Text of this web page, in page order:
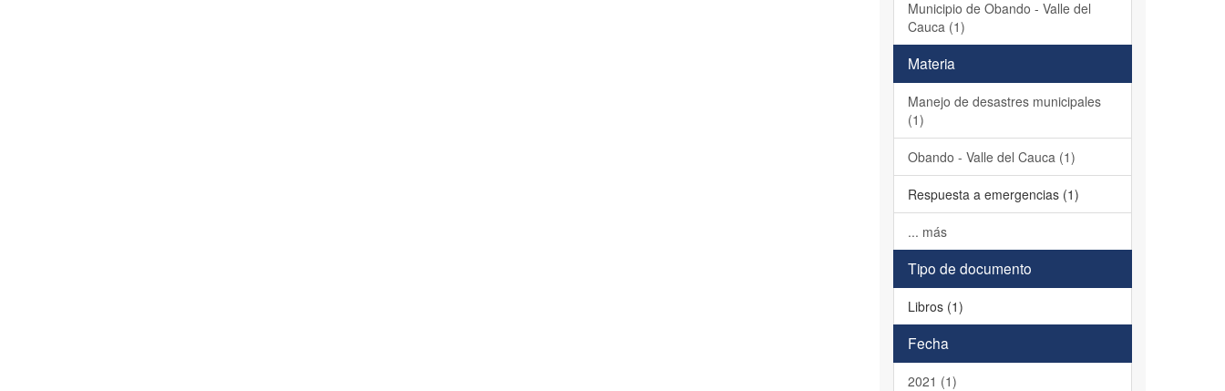
Municipio de Obando - Valle del
Cauca (1)
Materia
Manejo de desastres municipales
(1)
Obando - Valle del Cauca (1)
Respuesta a emergencias (1)
... más
Tipo de documento
Libros (1)
Fecha
2021 (1)